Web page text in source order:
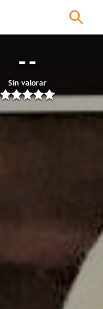
--
Sin valorar